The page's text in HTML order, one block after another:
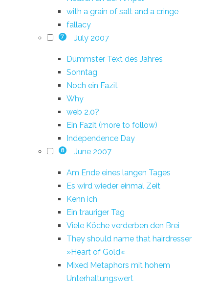
with a grain of salt and a cringe
fallacy
7 July 2007
Dümmster Text des Jahres
Sonntag
Noch ein Fazit
Why
web 2.0?
Ein Fazit (more to follow)
Independence Day
8 June 2007
Am Ende eines langen Tages
Es wird wieder einmal Zeit
Kenn ich
Ein trauriger Tag
Viele Köche verderben den Brei
They should name that hairdresser
»Heart of Gold«
Mixed Metaphors mit hohem
Unterhaltungswert